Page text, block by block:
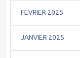
FEVRIER 2025
JANVIER 2025